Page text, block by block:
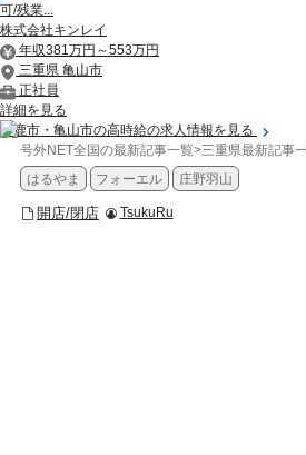
可/残業...
株式会社キンレイ
年収381万円～553万円
三重県 亀山市
正社員
詳細を見る
鈴鹿市・亀山市の高時給の求人情報を見る
号外NET全国の最新記事一覧>三重県最新記事
はるやま
フォーエル 庄野羽山
開店/閉店 TsukuRu